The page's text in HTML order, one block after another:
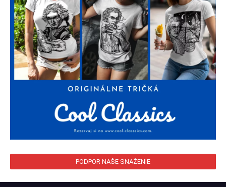
PODPOR NAŠE SNAŽENIE